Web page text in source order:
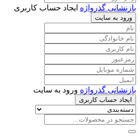
بازنشانی گذرواژه ایجاد حساب کاربری
ورود به سایت
بازنشانی گذرواژه ورود به سایت
ایجاد حساب کاربری